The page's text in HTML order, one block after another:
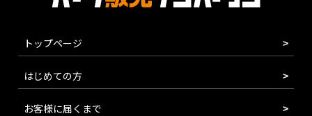
トップページ
はじめての方
お客様に届くまで